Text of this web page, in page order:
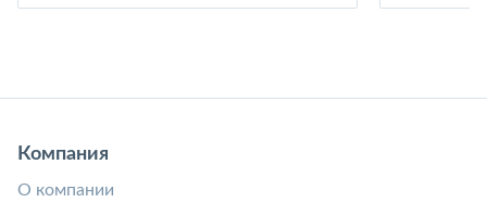
Компания
О компании